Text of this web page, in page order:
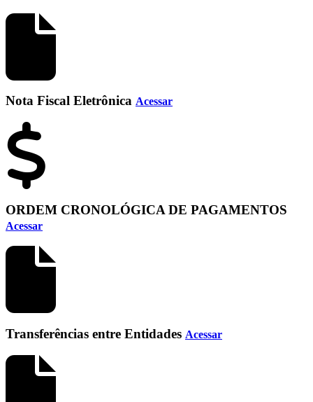
Nota Fiscal Eletrônica Acessar
ORDEM CRONOLÓGICA DE PAGAMENTOS
Acessar
Transferências entre Entidades Acessar